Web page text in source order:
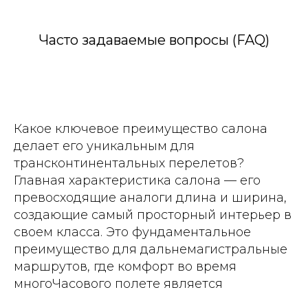
Часто задаваемые вопросы (FAQ)
Какое ключевое преимущество салона
делает его уникальным для
трансконтинентальных перелетов?
Главная характеристика салона — его
превосходящие аналоги длина и ширина,
создающие самый просторный интерьер в
своем класса. Это фундаментальное
преимущество для дальнемагистральные
маршрутов, где комфорт во время
многоЧасового полете является